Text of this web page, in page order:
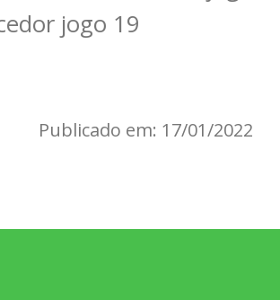
jogo 19
Publicado em: 17/01/2022